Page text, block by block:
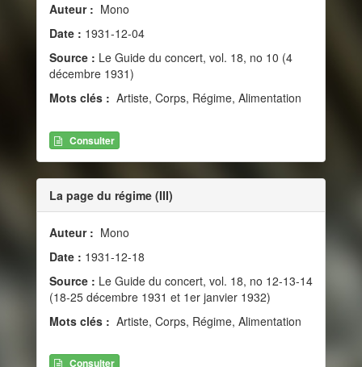
Auteur : Mono
Date : 1931-12-04
Source : Le Guide du concert, vol. 18, no 10 (4
décembre 1931)
Mots clés : Artiste, Corps, Régime, Alimentation
Consulter
La page du régime (III)
Auteur : Mono
Date : 1931-12-18
Source : Le Guide du concert, vol. 18, no 12-13-14
(18-25 décembre 1931 et 1er janvier 1932)
Mots clés : Artiste, Corps, Régime, Alimentation
Consulter